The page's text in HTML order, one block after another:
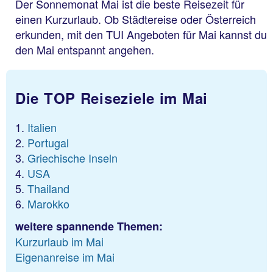
Der Sonnemonat Mai ist die beste Reisezeit für
einen Kurzurlaub. Ob Städtereise oder Österreich
erkunden, mit den TUI Angeboten für Mai kannst du
den Mai entspannt angehen.
Die TOP Reiseziele im Mai
Italien
Portugal
Griechische Inseln
USA
Thailand
Marokko
weitere spannende Themen:
Kurzurlaub im Mai
Eigenanreise im Mai